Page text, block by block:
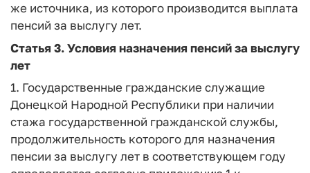
же источника, из которого производится выплата
пенсий за выслугу лет.
Статья 3.Условия назначения пенсий за выслугу
лет
1. Государственные гражданские служащие
Донецкой Народной Республики при наличии
стажа государственной гражданской службы,
продолжительность которого для назначения
пенсии за выслугу лет в соответствующем году